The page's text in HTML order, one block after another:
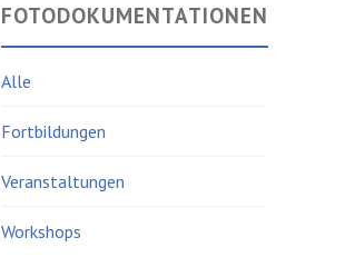
FOTODOKUMENTATIONEN
Alle
Fortbildungen
Veranstaltungen
Workshops